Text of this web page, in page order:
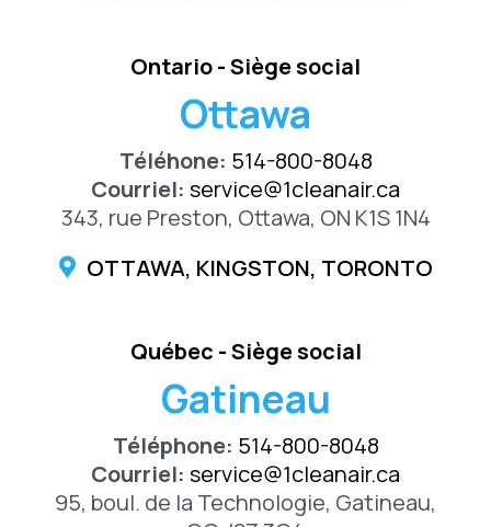
Ontario - Siège social
Ottawa
Téléhone: 514-800-8048
Courriel: service@1cleanair.ca
343, rue Preston, Ottawa, ON K1S 1N4
OTTAWA, KINGSTON, TORONTO
Québec - Siège social
Gatineau
Téléphone: 514-800-8048
Courriel: service@1cleanair.ca
95, boul. de la Technologie, Gatineau,